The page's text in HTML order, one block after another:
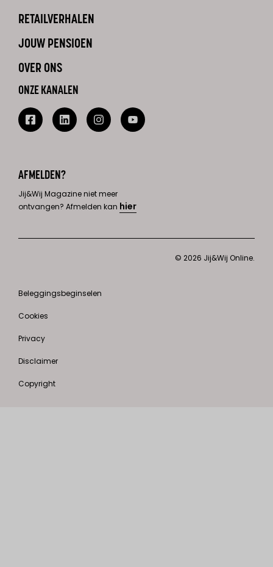
RETAILVERHALEN
JOUW PENSIOEN
OVER ONS
ONZE KANALEN
AFMELDEN?
Jij&Wij Magazine niet meer
ontvangen? Afmelden kan hier
© 2026 Jij&Wij Online.
Beleggingsbeginselen
Cookies
Privacy
Disclaimer
Copyright